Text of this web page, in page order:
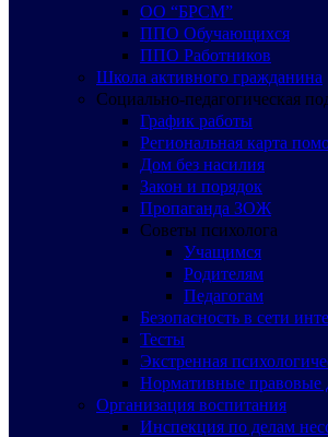
ОО “БРСМ”
ППО Обучающихся
ППО Работников
Школа активного гражданина
Социально-педагогическая
График работы
Региональная карта
Дом без насилия
Закон и порядок
Пропаганда ЗОЖ
Советы психолога
Учащимся
Родителям
Педагогам
Безопасность в сети
Тесты
Экстренная
Нормативные правовые
Организация воспитания
Инспекция по делам